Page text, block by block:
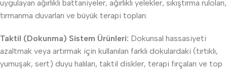
uygulayan ağırlıklı battaniyeler, ağırlıklı yelekler, sıkıştırma ruloları,
tırmanma duvarları ve büyük terapi topları.
Taktil (Dokunma) Sistem Ürünleri: Dokunsal hassasiyeti
azaltmak veya artırmak için kullanılan farklı dokulardaki (tırtıklı,
yumuşak, sert) duyu halıları, taktil diskler, terapi fırçaları ve top